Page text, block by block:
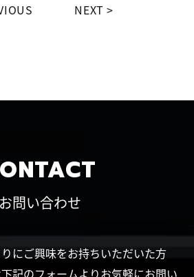
NEXT
お問い合わせ
にご興味をお持ちいただいた方
記のフォームよりお気軽にお問い